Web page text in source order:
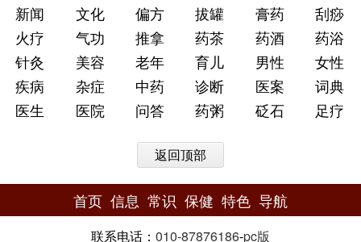
新闻
文化 偏方 拔罐 膏药
刮痧
火疗
气功 推拿 药茶 药酒
药浴
针灸
美容 老年 育儿 男性
女性
疾病
杂症 中药 诊断 医案
词典
医生
医院 问答 药粥 砭石 足疗
返回顶部
首页 信息 常识 保健 特色 导航
联系电话： 010-87876186-pc版